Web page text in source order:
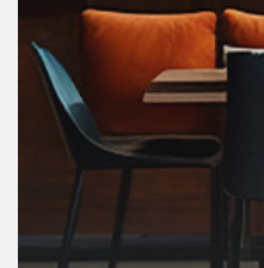
กิจกรรม